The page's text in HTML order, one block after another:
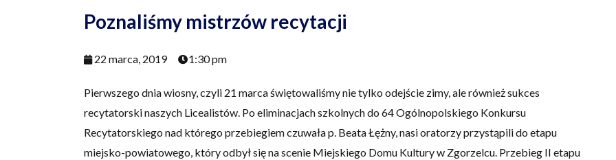
Poznaliśmy mistrzów recytacji
22 marca, 2019 1:30 pm
Pierwszego dnia wiosny, czyli 21 marca świętowaliśmy nie tylko odejście zimy, ale również sukces
recytatorski naszych Licealistów. Po eliminacjach szkolnych do 64 Ogólnopolskiego Konkursu
Recytatorskiego nad którego przebiegiem czuwała p. Beata Łężny, nasi oratorzy przystąpili do etapu
miejsko-powiatowego, który odbył się na scenie Miejskiego Domu Kultury w Zgorzelcu. Przebieg II etapu